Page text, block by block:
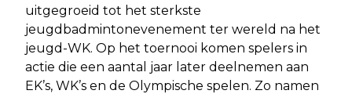
uitgegroeid tot het sterkste
jeugdbadmintonevenement ter wereld na het
jeugd-WK. Op het toernooi komen spelers in
actie die een aantal jaar later deelnemen aan
EK’s, WK’s en de Olympische spelen. Zo namen